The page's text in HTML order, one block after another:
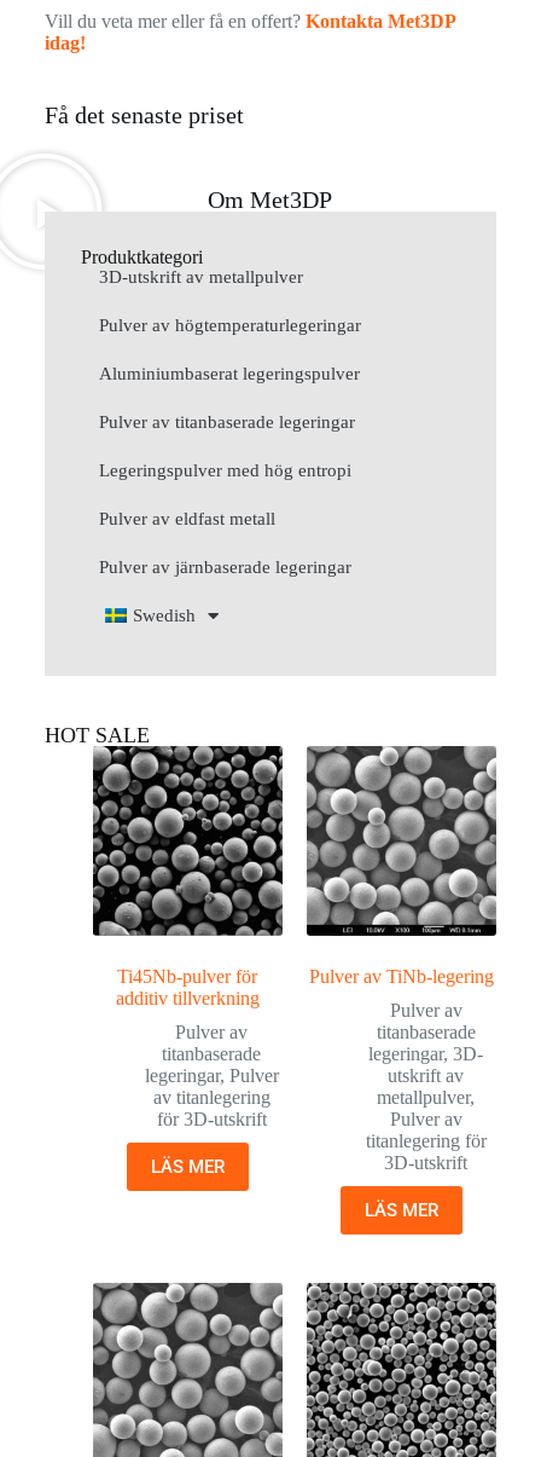
Vill du veta mer eller få en offert? Kontakta Met3DP
idag!
Få det senaste priset
Om Met3DP
Produktkategori
3D-utskrift av metallpulver
Pulver av högtemperaturlegeringar
Aluminiumbaserat legeringspulver
Pulver av titanbaserade legeringar
Legeringspulver med hög entropi
Pulver av eldfast metall
Pulver av järnbaserade legeringar
Swedish
HOT SALE
Ti45Nb-pulver för
additiv tillverkning
Pulver av
titanbaserade
legeringar, Pulver
av titanlegering
för 3D-utskrift
LÄS MER
Pulver av TiNb-legering
Pulver av
titanbaserade
legeringar,3D-
utskrift av
metallpulver,
Pulver av
titanlegering för
3D-utskrift
LÄS MER